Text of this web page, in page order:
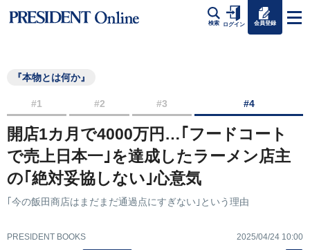
検索 ログイン 会員登録
『本物とは何か』
#1 #2 #3 #4
開店1カ月で4000万円…｢フードコート
で売上日本一｣を達成したラーメン店主
の｢絶対妥協しない｣心意気
｢今の飯田商店はまだまだ通過点にすぎない｣という理由
PRESIDENT BOOKS 2025/04/24 10:00